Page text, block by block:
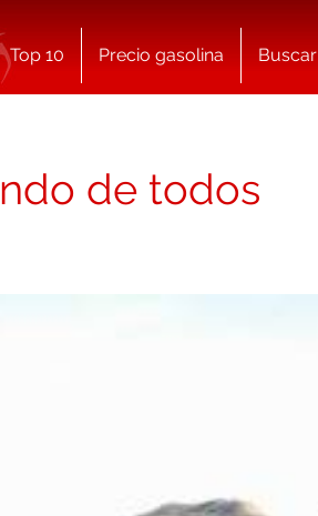
Top 10 Precio gasolina Buscar
de todos